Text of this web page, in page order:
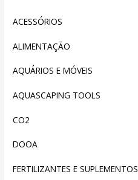
ACESSÓRIOS
ALIMENTAÇÃO
AQUÁRIOS E MÓVEIS
AQUASCAPING TOOLS
CO2
DOOA
FERTILIZANTES E SUPLEMENTOS